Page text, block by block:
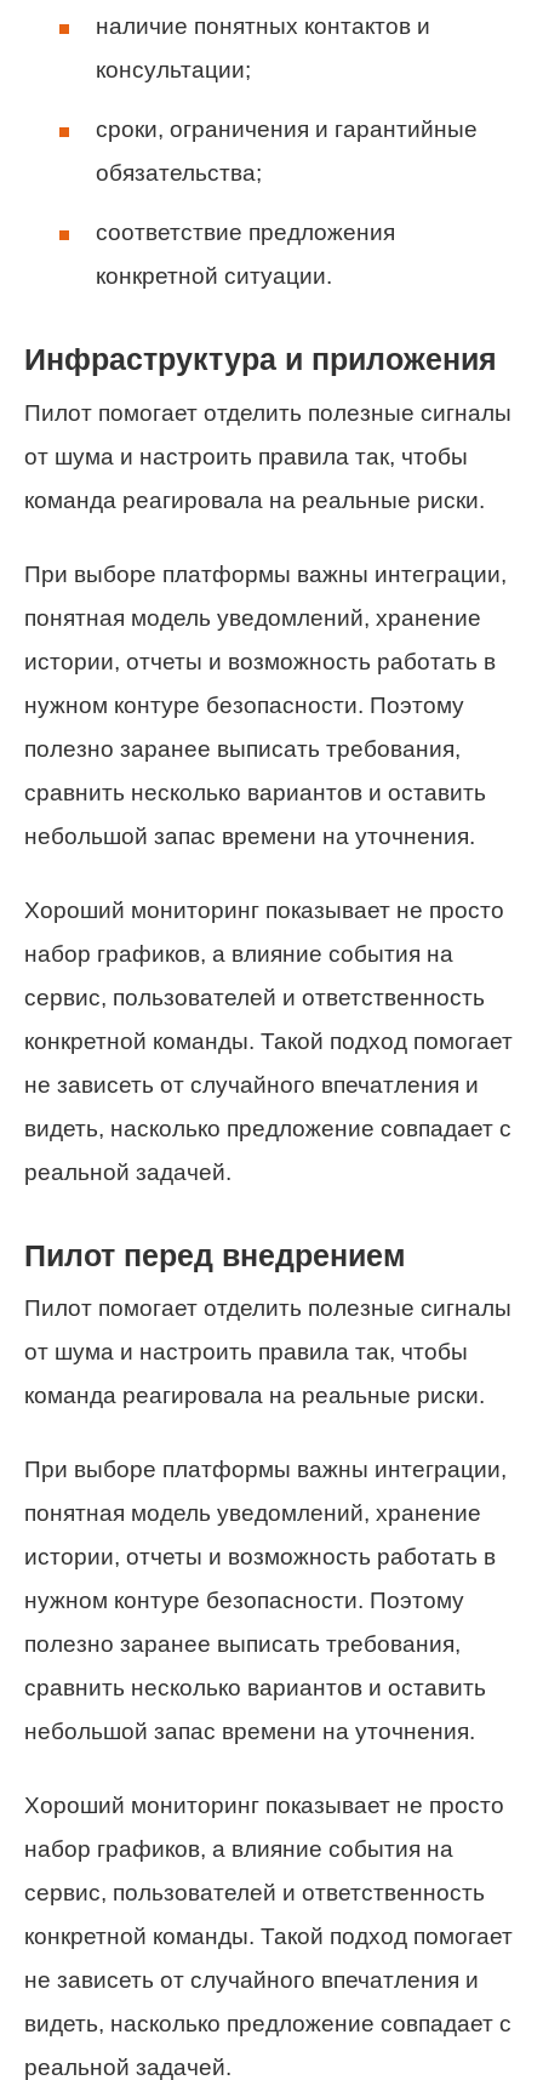
наличие понятных контактов и
консультации;
сроки, ограничения и гарантийные
обязательства;
соответствие предложения
конкретной ситуации.
Инфраструктура и приложения
Пилот помогает отделить полезные сигналы
от шума и настроить правила так, чтобы
команда реагировала на реальные риски.
При выборе платформы важны интеграции,
понятная модель уведомлений, хранение
истории, отчеты и возможность работать в
нужном контуре безопасности. Поэтому
полезно заранее выписать требования,
сравнить несколько вариантов и оставить
небольшой запас времени на уточнения.
Хороший мониторинг показывает не просто
набор графиков, а влияние события на
сервис, пользователей и ответственность
конкретной команды. Такой подход помогает
не зависеть от случайного впечатления и
видеть, насколько предложение совпадает с
реальной задачей.
Пилот перед внедрением
Пилот помогает отделить полезные сигналы
от шума и настроить правила так, чтобы
команда реагировала на реальные риски.
При выборе платформы важны интеграции,
понятная модель уведомлений, хранение
истории, отчеты и возможность работать в
нужном контуре безопасности. Поэтому
полезно заранее выписать требования,
сравнить несколько вариантов и оставить
небольшой запас времени на уточнения.
Хороший мониторинг показывает не просто
набор графиков, а влияние события на
сервис, пользователей и ответственность
конкретной команды. Такой подход помогает
не зависеть от случайного впечатления и
видеть, насколько предложение совпадает с
реальной задачей.